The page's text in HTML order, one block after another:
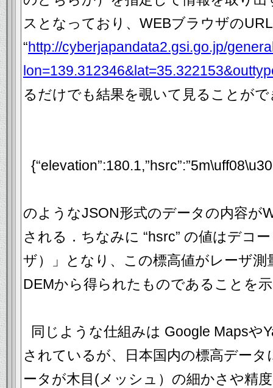
スとなっており、WEBブラウザの
“http://cyberjapandata2.gsi.go.jp/
るだけでも結果を覗いて見ることがで
のようなJSON形式のデータの内容が
される．ちなみに “hsrc” の値はデコ
ザ）」となり、この標高値がレーザ
DEMから得られたものであることを
同じような仕組みは Google Mapsや
されているが、日本国内の標高デー
ータが木目(メッシュ）の細かさや精